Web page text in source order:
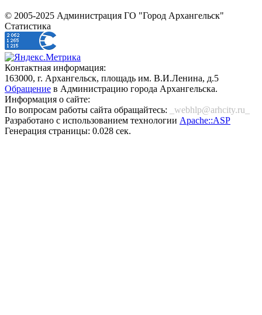
© 2005-2025 Администрация ГО "Город Архангельск"
Статистика
Контактная информация:
163000, г. Архангельск, площадь им. В.И.Ленина, д.5
Обращение в Администрацию города Архангельска.
Информация о сайте:
По вопросам работы сайта обращайтесь:
_webhlp@arhcity.ru_
Разработано с использованием технологии Apache::ASP
Генерация страницы: 0.028 сек.